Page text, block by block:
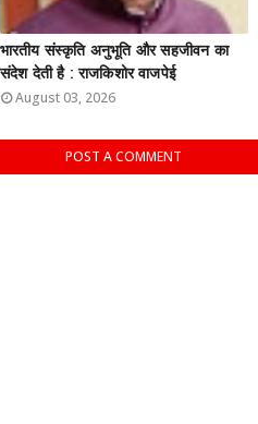
भारतीय संस्कृति अनुभूति और सहजीवन का
संदेश देती है : राजकिशोर वाजपेई
August 03, 2026
POST A COMMENT